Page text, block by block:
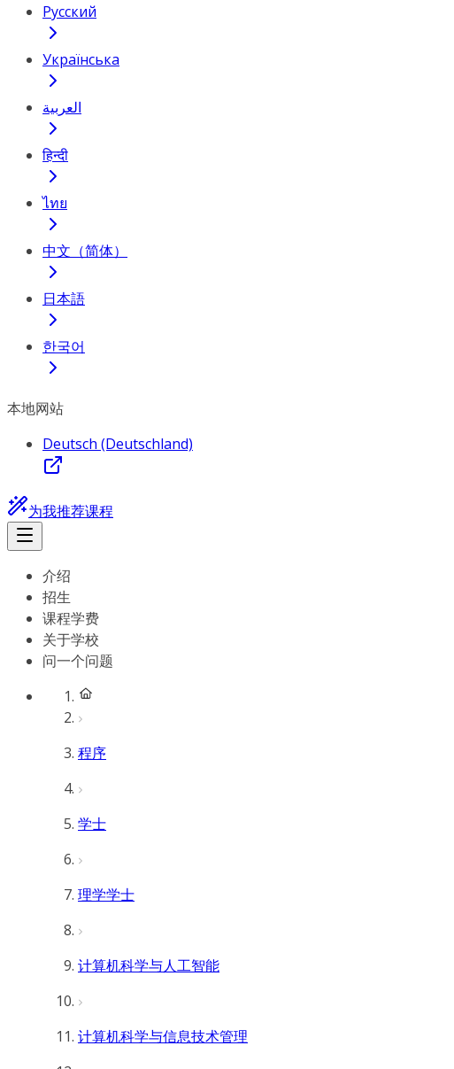
Русский
Українська
العربية
हिन्दी
ไทย
中文（简体）
日本語
한국어
本地网站
Deutsch (Deutschland)
为我推荐课程
介绍
招生
课程学费
关于学校
问一个问题
程序
学士
理学学士
计算机科学与人工智能
计算机科学与信息技术管理